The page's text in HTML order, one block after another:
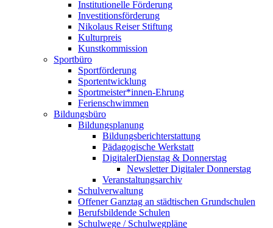
Institutionelle Förderung
Investitionsförderung
Nikolaus Reiser Stiftung
Kulturpreis
Kunstkommission
Sportbüro
Sportförderung
Sportentwicklung
Sportmeister*innen-Ehrung
Ferienschwimmen
Bildungsbüro
Bildungsplanung
Bildungsberichterstattung
Pädagogische Werkstatt
DigitalerDienstag & Donnerstag
Newsletter Digitaler Donnerstag
Veranstaltungsarchiv
Schulverwaltung
Offener Ganztag an städtischen Grundschulen
Berufsbildende Schulen
Schulwege / Schulwegpläne